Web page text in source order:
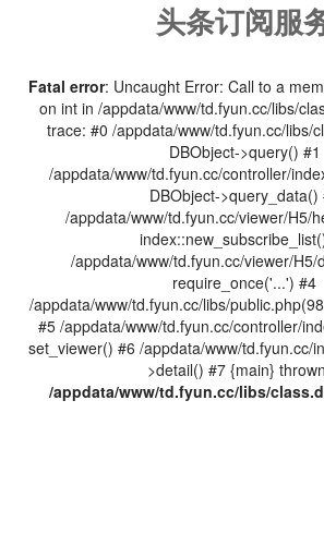
头条订阅服
Fatal error: Uncaught Error: Call to a
on int in /appdata/www/td.fyun.cc/libs/
trace: #0 /appdata/www/td.fyun.cc/libs/
DBObject->query() #1
/appdata/www/td.fyun.cc/controller/
DBObject->query_data()
/appdata/www/td.fyun.cc/viewer/H5/
/appdata/www/td.fyun.cc/viewer/H5/
require_once('...') #4
/appdata/www/td.fyun.cc/libs/
#5 /appdata/www/td.fyun.cc/controller/
set_viewer() #6 /appdata/www/td.fyun.cc/
>detail() #7 {main}
/appdata/www/td.fyun.cc/libs/